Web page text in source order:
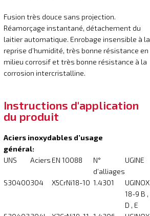
Fusion très douce sans projection.
Réamorçage instantané, détachement du
laitier automatique. Enrobage insensible à la
reprise d’humidité, très bonne résistance en
milieu corrosif et très bonne résistance à la
corrosion intercristalline.
Instructions d'application
du produit
Aciers inoxydables d’usage
général:
UNS
Aciers EN 10088
N°
d’alliages
UGINE
S30400304 X5CrNi18-10 1.4301
UGINOX
18-9 B ,
D , E